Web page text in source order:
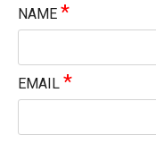
NAME *
EMAIL *